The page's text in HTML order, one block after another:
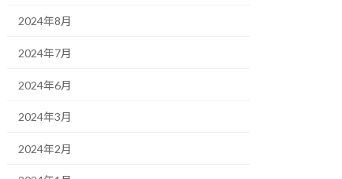
2024年8月
2024年7月
2024年6月
2024年3月
2024年2月